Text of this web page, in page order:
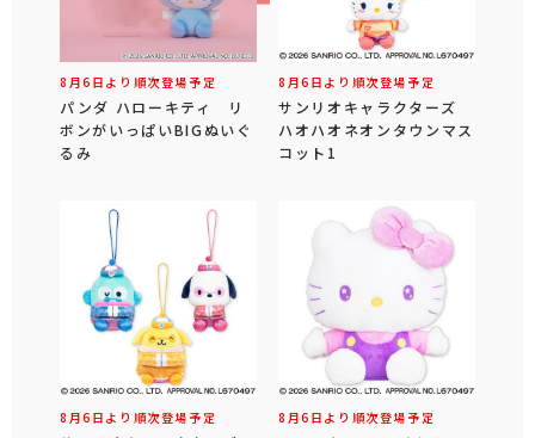
8月6日より順次登場予定
パンダ ハローキティ リ
ボンがいっぱいBIGぬいぐ
るみ
8月6日より順次登場予定
サンリオキャラクターズ
ハオハオネオンタウンマス
コット1
8月6日より順次登場予定 8月6日より順次登場予定